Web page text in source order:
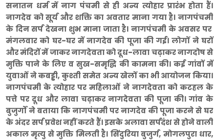
सनातन धर्म में नाग पंचमी से ही अन्य त्योहार प्रारंभ होता हैं।
नागदेव को सूर्य और शक्ति का अवतार माना गया है। नागपंचमी
के दिन सर्प देखना शुभ माना जाता है। नागपंचमी के अवसर पर
मंगलवार को घर-घर में नागदेव की पूजा की गई। लोगों ने घरों
और मंदिरों में जाकर नागदेवता को दूध-लावा चढ़ाकर नागदोष से
मुक्ति पाने के लिए व सुख-समृद्घि की कामना की। कई गांवों में
युवाओं ने कबड्डी, कुश्ती समेत अन्य खेलों का भी आयोजन किया।
नागपंचमी के त्योहार पर महिलाओं ने नागदेवता को कटहल के
पत्ते पर दूध और लावा चढ़ाकर नागदेवता की पूजा की। गांव के
बुजुर्गों ने बताया कि नागपंचमी पर नागदेव की पूजा करने से घर
के अंदर सर्प प्रवेश नहीं करते हैं। इसके अलावा सर्पदंश से होने वाली
अकाल मृत्यु से मुक्ति मिलती है। सिंदुरिया बुजुर्ग, मोगलपुरा धार,